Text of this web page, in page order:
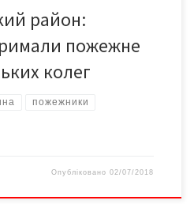
район:
пожежне
колег
пожежники
Опубліковано02/07/2018